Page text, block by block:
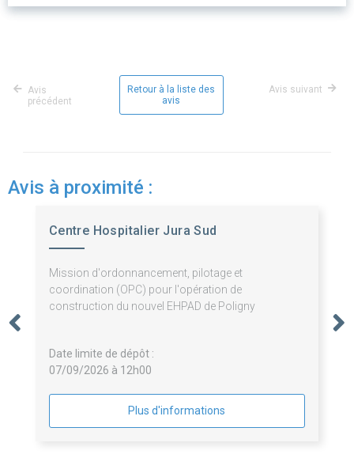
Avis
précédent
Retour à la liste des
avis
Avis suivant
Avis à proximité :
Centre Hospitalier Jura Sud
Mission d'ordonnancement, pilotage et
coordination (OPC) pour l'opération de
construction du nouvel EHPAD de Poligny
Date limite de dépôt :
07/09/2026 à 12h00
Plus d'informations